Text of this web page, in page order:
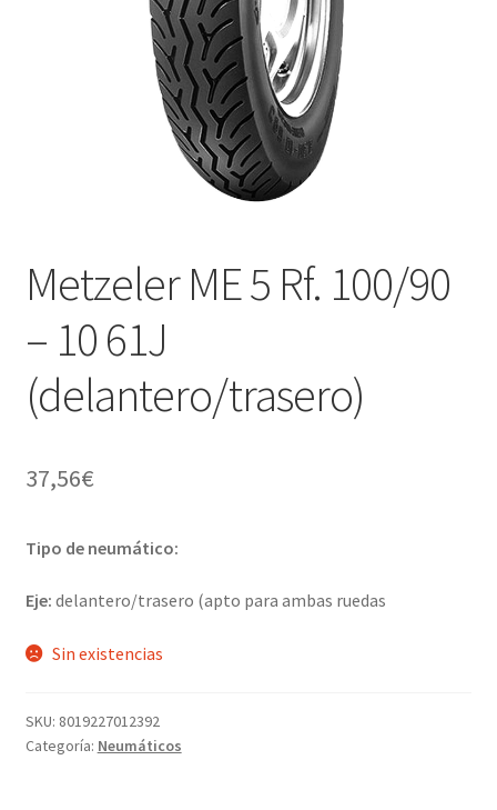
Metzeler ME 5 Rf. 100/90
– 10 61J
(delantero/trasero)
37,56€
Tipo de neumático:
Eje: delantero/trasero (apto para ambas ruedas
Sin existencias
SKU: 8019227012392
Categoría: Neumáticos